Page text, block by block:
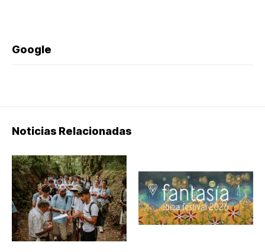
Google
Noticias Relacionadas